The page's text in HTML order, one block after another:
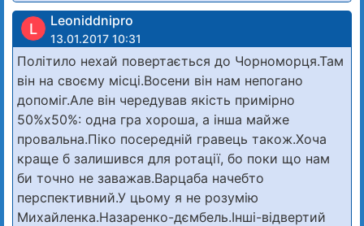
L Leoniddnipro
13.01.2017 10:31
Політило нехай повертається до Чорноморця.Там
він на своєму місці.Восени він нам непогано
допоміг.Але він чередував якість примірно
50%х50%: одна гра хороша, а інша майже
провальна.Піко посередній гравець також.Хоча
краще б залишився для ротації, бо поки що нам
би точно не заважав.Варцаба начебто
перспективний.У цьому я не розумію
Михайленка.Назаренко-дємбель.Інші-відвертий